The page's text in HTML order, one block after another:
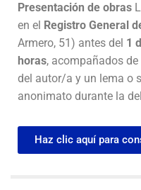
Presentación de obras
en el Registro General
Armero, 51) antes del 1
horas, acompañados
del autor/a y un lema o
anonimato durante la
Haz clic aquí para